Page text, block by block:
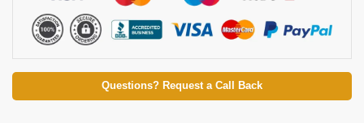
Questions? Request a Call Back